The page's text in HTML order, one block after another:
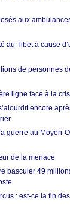
aux
au Tibet à cause
de personnes
ligne face à la
encore
guerre au Moyen-
de la menace
basculer 49
: est-ce la fin